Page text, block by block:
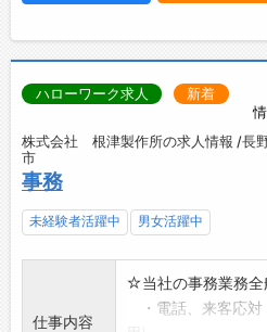
ハローワーク求人 新着
株式会社 根津製作所の求人情報 /長
市
事務
未経験者活躍中 男女活躍中
仕事内容
☆当社の事務業務全
・電話、来客